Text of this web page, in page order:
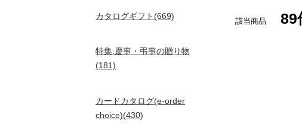
カタログギフト(669)
特集:慶事・弔事の贈り物
(181)
カードカタログ(e-order
choice)(430)
該当商品 89